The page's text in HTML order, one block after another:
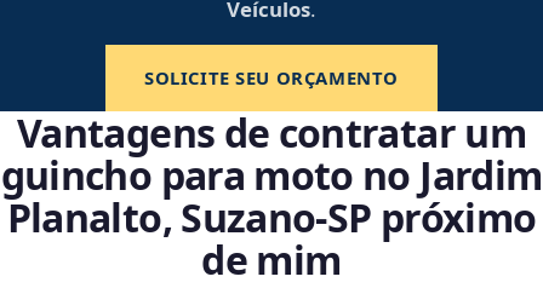
Veículos.
SOLICITE SEU ORÇAMENTO
Vantagens de contratar um
guincho para moto no Jardim
Planalto, Suzano‑SP próximo
de mim